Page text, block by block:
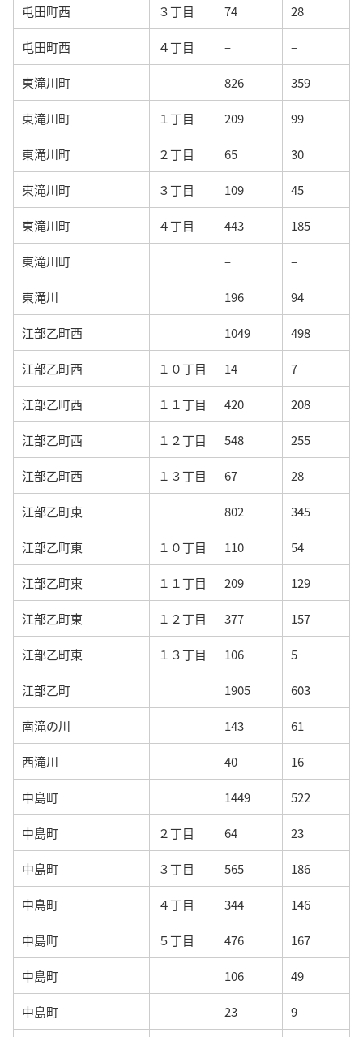
屯田町西 ３丁目 74 28
屯田町西 ４丁目 – –
東滝川町 826 359
東滝川町 １丁目 209 99
東滝川町 ２丁目 65 30
東滝川町 ３丁目 109 45
東滝川町 ４丁目 443 185
東滝川町 – –
東滝川 196 94
江部乙町西 1049 498
江部乙町西 １０丁目 14 7
江部乙町西 １１丁目 420 208
江部乙町西 １２丁目 548 255
江部乙町西 １３丁目 67 28
江部乙町東 802 345
江部乙町東 １０丁目 110 54
江部乙町東 １１丁目 209 129
江部乙町東 １２丁目 377 157
江部乙町東 １３丁目 106 5
江部乙町 1905 603
南滝の川 143 61
西滝川 40 16
中島町 1449 522
中島町 ２丁目 64 23
中島町 ３丁目 565 186
中島町 ４丁目 344 146
中島町 ５丁目 476 167
中島町 106 49
中島町 23 9